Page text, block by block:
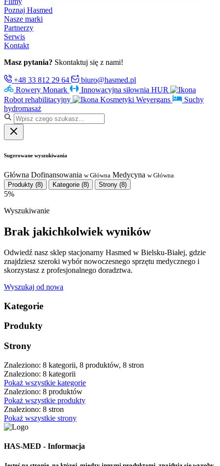
Poznaj Hasmed
Nasze marki
Partnerzy
Serwis
Kontakt
Masz pytania? Skontaktuj się z nami!
+48 33 812 29 64
biuro@hasmed.pl
Rowery Monark
Innowacyjna siłownia HUR
Robot rehabilitacyjny
Kosmetyki Weyergans
Suchy
hydromasaż
Sugerowane wyszukiwania
Główna Dofinansowania w Główna Medycyna w Główna
Produkty (8) Kategorie (8) Strony (8)
5%
Wyszukiwanie
Brak jakichkolwiek wyników
Odwiedź nasz sklep stacjonarny Hasmed w Bielsku-Białej, gdzie
znajdziesz szeroki wybór nowoczesnego sprzętu medycznego i
skorzystasz z profesjonalnego doradztwa.
Wyszukaj od nowa
Kategorie
Produkty
Strony
Znaleziono: 8 kategorii, 8 produktów, 8 stron
Znaleziono: 8 kategorii
Pokaż wszystkie kategorie
Znaleziono: 8 produktów
Pokaż wszystkie produkty
Znaleziono: 8 stron
Pokaż wszystkie strony
HAS-MED - Informacja